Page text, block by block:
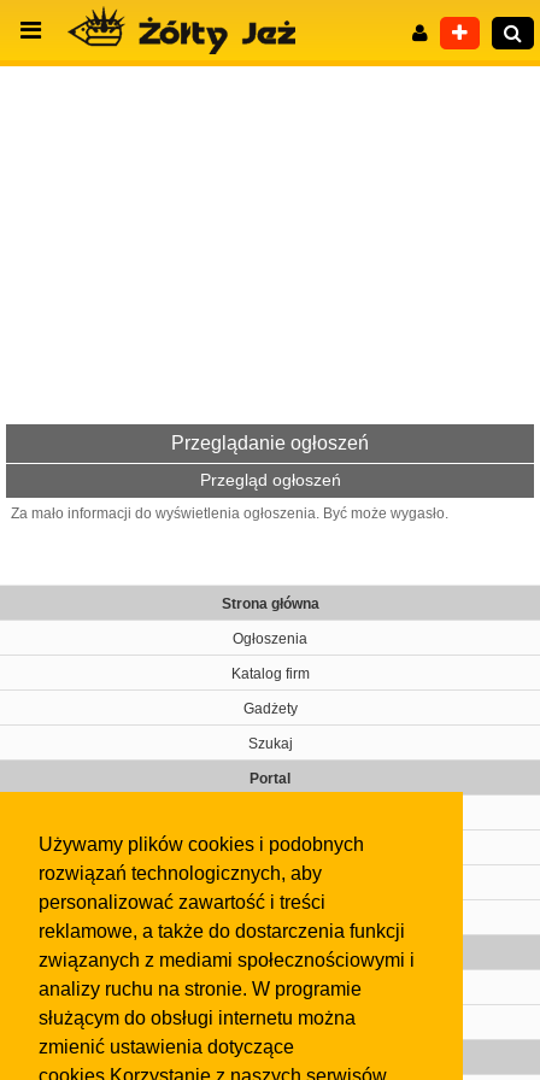
Używamy plików cookies i podobnych
rozwiązań technologicznych, aby
personalizować zawartość i treści
reklamowe, a także do dostarczenia funkcji
związanych z mediami społecznościowymi i
analizy ruchu na stronie. W programie
służącym do obsługi internetu można
zmienić ustawienia dotyczące
Przeglądanie ogłoszeń
Przegląd ogłoszeń
Za mało informacji do wyświetlenia ogłoszenia. Być może wygasło.
Strona główna
Ogłoszenia
Katalog firm
Gadżety
Szukaj
Portal
Kontakt
Regulamin
Gazeta
Olkusz
Kontakt
Strefa dla biznesu